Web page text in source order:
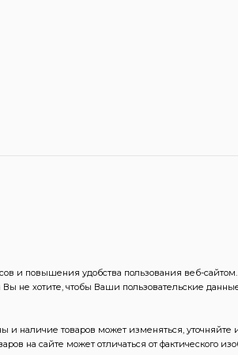
повышения удобства пользования веб-сайтом.
Вы не хотите, чтобы Ваши пользовательские
наличие товаров может изменяться,
на сайте может отличаться от